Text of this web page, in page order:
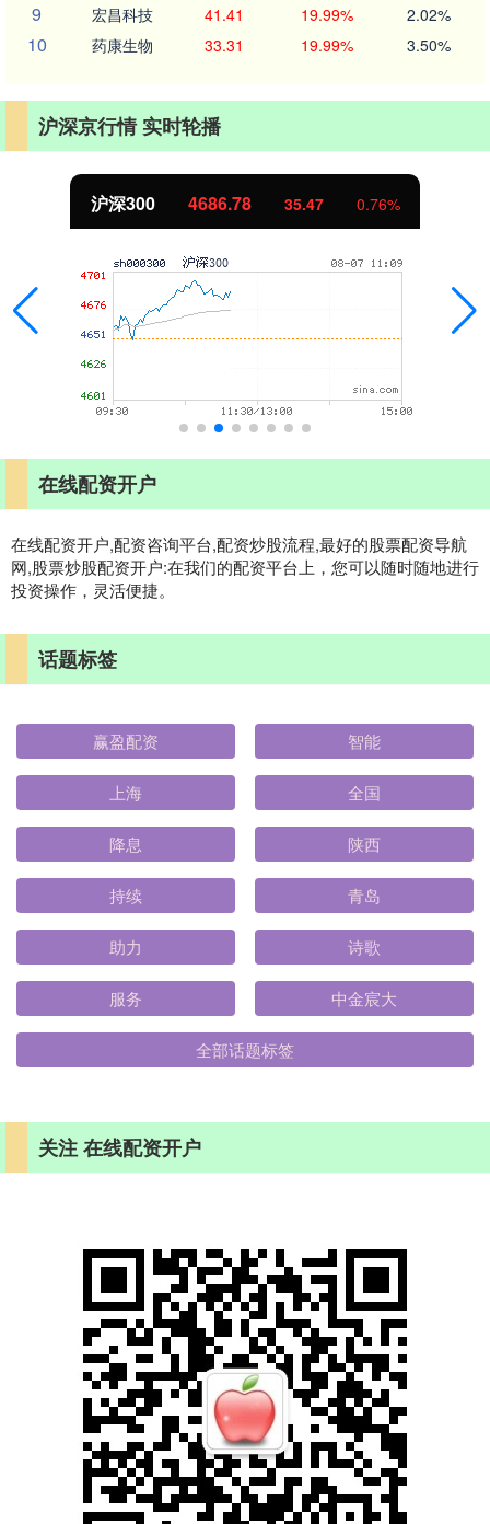
9 宏昌科技 41.41 19.99% 2.02%
10 药康生物 33.31 19.99% 3.50%
沪深京行情 实时轮播
沪深300 4686.78 35.47 0.76%
在线配资开户
在线配资开户,配资咨询平台,配资炒股流程,最好的股票配资导航
网,股票炒股配资开户:在我们的配资平台上，您可以随时随地进行
投资操作，灵活便捷。
话题标签
赢盈配资 智能
上海 全国
降息 陕西
持续 青岛
助力 诗歌
服务 中金宸大
全部话题标签
关注 在线配资开户